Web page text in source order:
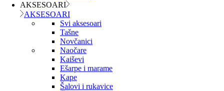
AKSESOARI
AKSESOARI
Svi aksesoari
Tašne
Novčanici
Naočare
Kaiševi
Ešarpe i marame
Kape
Šalovi i rukavice